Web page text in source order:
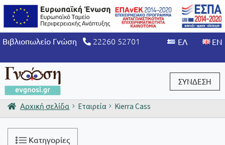
Βιβλιοπωλείο Γνώση 22260 52701
ΣΥΝΔΕΣΗ
Είσοδος / Εγγραφή
Αρχική σελίδα Εταιρεία Kierra Cass
Κατηγορίες